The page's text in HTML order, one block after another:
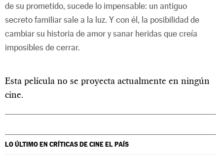
de su prometido, sucede lo impensable: un antiguo
secreto familiar sale a la luz. Y con él, la posibilidad de
cambiar su historia de amor y sanar heridas que creía
imposibles de cerrar.
Esta película no se proyecta actualmente en ningún
cine.
LO ÚLTIMO EN CRÍTICAS DE CINEEL PAÍS